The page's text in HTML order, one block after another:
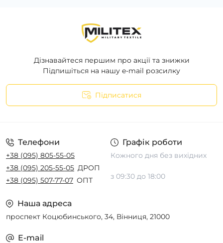
Дізнавайтеся першим про акції та знижки
Підпишіться на нашу e-mail розсилку
Підписатися
Телефони
+38 (095) 805-55-05
+38 (095) 205-55-05 ДРОП
+38 (095) 507-77-07 ОПТ
Графік роботи
Кожного дня без вихідних
з 09:30 до 18:00
Наша адреса
проспект Коцюбинського, 34, Вінниця, 21000
E-mail